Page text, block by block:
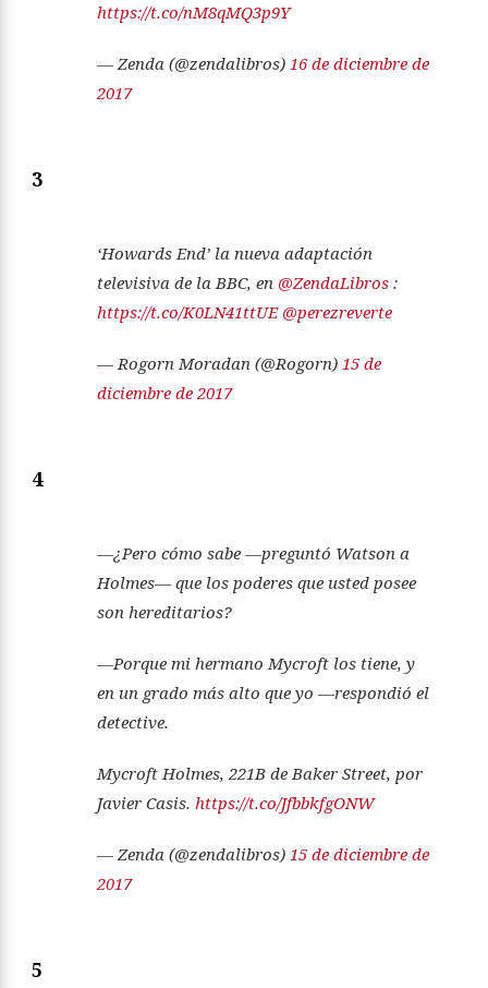
https://t.co/nM8qMQ3p9Y
— Zenda (@zendalibros) 16 de diciembre de
2017
3
‘Howards End’ la nueva adaptación
televisiva de la BBC, en @ZendaLibros :
https://t.co/K0LN41ttUE @perezreverte
— Rogorn Moradan (@Rogorn) 15 de
diciembre de 2017
4
—¿Pero cómo sabe —preguntó Watson a
Holmes— que los poderes que usted posee
son hereditarios?
—Porque mi hermano Mycroft los tiene, y
en un grado más alto que yo —respondió el
detective.
Mycroft Holmes, 221B de Baker Street, por
Javier Casis. https://t.co/JfbbkfgONW
— Zenda (@zendalibros) 15 de diciembre de
2017
5